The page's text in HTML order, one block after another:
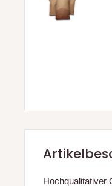
Hochqualitativer